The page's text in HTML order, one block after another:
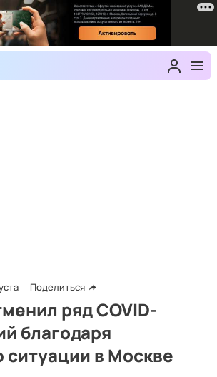
Поделиться
ряд COVID-
благодаря
в Москве